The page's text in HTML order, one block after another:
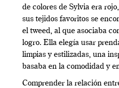
de colores de Sylvia era
sus tejidos favoritos se
el tweed, al que asociaba
logro. Ella elegía usar
limpias y estilizadas, una
basaba en la comodidad y
Comprender la relación